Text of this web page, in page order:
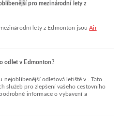
pro mezinárodní lety z
lety z Edmonton jsouAir
odlet v Edmonton?
nejoblíbenější odletová letiště v . Tato
služeb pro zlepšení vašeho cestovního
informace o vybavení a